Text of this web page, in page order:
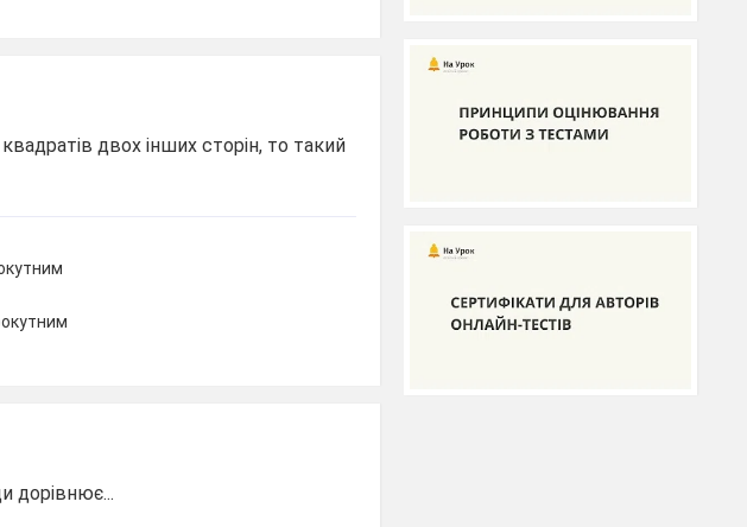
двох інших сторін, то такий
дорівнює...